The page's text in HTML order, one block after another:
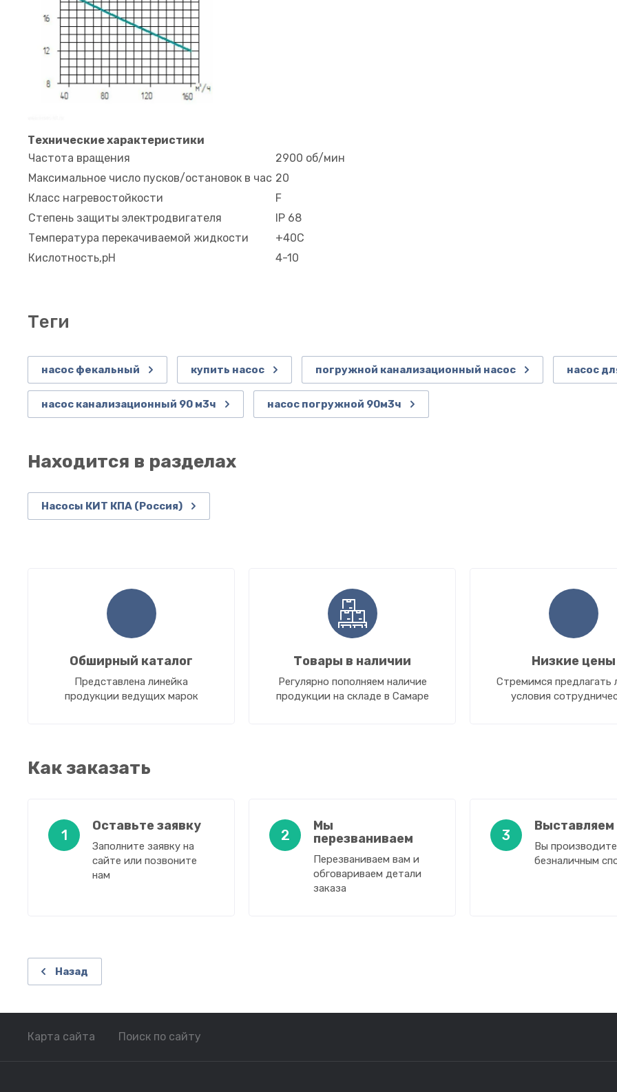
Технические характеристики
Частота вращения
2900 об/мин
Максимальное число пусков/остановок в час 20
Класс нагревостойкости
F
Степень защиты электродвигателя
IP 68
Температура перекачиваемой жидкости
+40С
Кислотность,рН
4-10
теги
насос фекальный купить насос погружной канализационный насос насос
насос канализационный 90 м3ч насос погружной 90м3ч
Находится в разделах
Насосы КИТ КПА (Россия)
Обширный каталог
Представлена линейка
продукции ведущих марок
Товары в наличии
Регулярно пополняем наличие
продукции на складе в Самаре
Низкие цены
Стремимся предлагать
условия
Как заказать
1
Оставьте заявку
Заполните заявку на
сайте или позвоните
нам
2
Мы
перезваниваем
Перезваниваем вам и
обговариваем детали
заказа
3
Выставляем
Вы
безналичным
Назад
Карта сайта Поиск по сайту